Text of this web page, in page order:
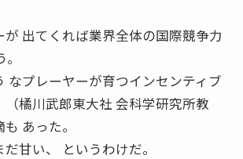
出てくれば業界全体の国際競争力
なプレーヤーが育つインセンティブ
橘川武郎東大社 会科学研究所教
あった。
甘い、 というわけだ。